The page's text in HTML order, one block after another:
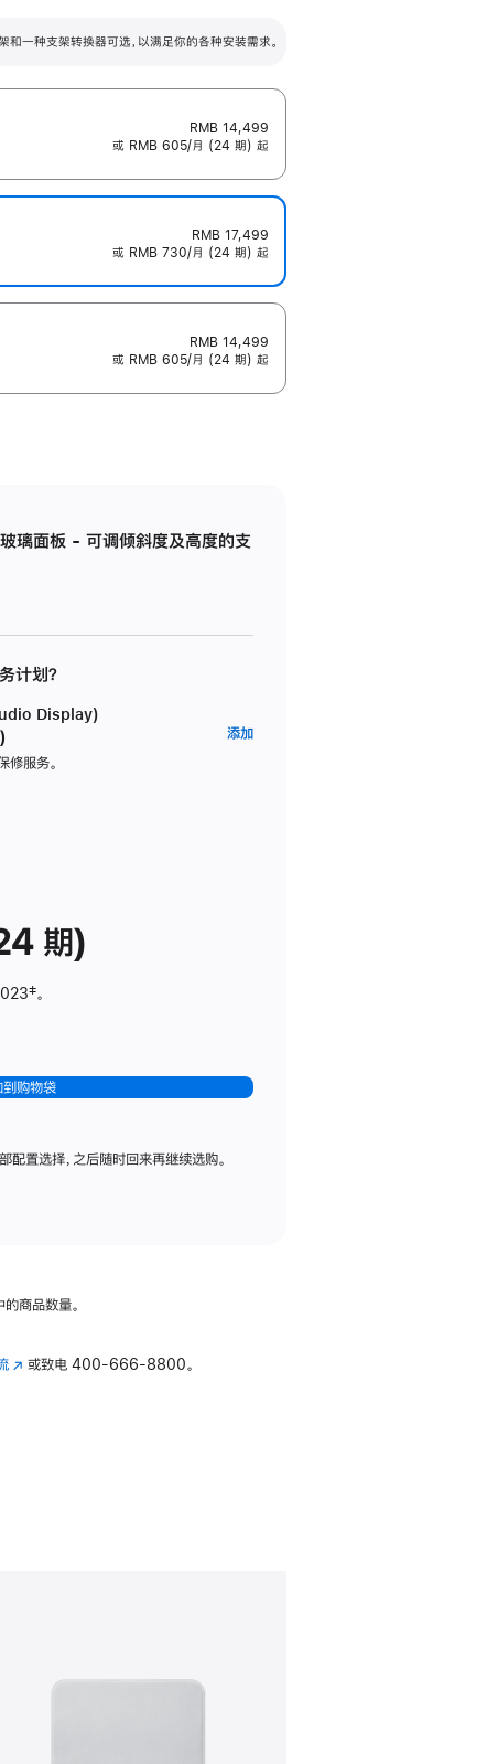
毫米的高度调节范围。
一种支架转换器可选，以满足你的各种安装需求。
RMB 14,499
或 RMB 605/月 (24 期) 起
RMB 17,499
或 RMB 730/月 (24 期) 起
RMB 14,499
或 RMB 605/月 (24 期) 起
面板 - 可调倾斜度及高度的支
计划？
Display)
服务。
添加
期)
脚
‡。
到购物袋
配置选择，之后随时回来再继续选购。
商品数量。
(在 或致电400-666-8800。